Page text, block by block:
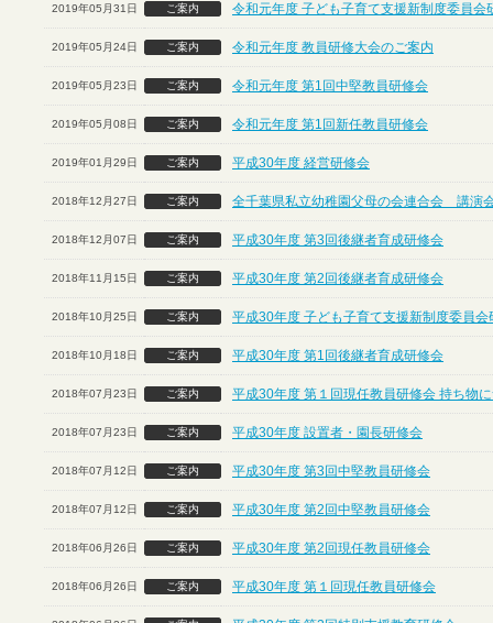
2019年05月31日 ご案内 令和元年度 子ども子育て支援新制度委員会
2019年05月24日 ご案内 令和元年度 教員研修大会のご案内
2019年05月23日 ご案内 令和元年度 第1回中堅教員研修会
2019年05月08日 ご案内 令和元年度 第1回新任教員研修会
2019年01月29日 ご案内 平成30年度 経営研修会
2018年12月27日 ご案内 全千葉県私立幼稚園父母の会連合会 講演
2018年12月07日 ご案内 平成30年度 第3回後継者育成研修会
2018年11月15日 ご案内 平成30年度 第2回後継者育成研修会
2018年10月25日 ご案内 平成30年度 子ども子育て支援新制度委員会
2018年10月18日 ご案内 平成30年度 第1回後継者育成研修会
2018年07月23日 ご案内 平成30年度 第１回現任教員研修会 持ち物
2018年07月23日 ご案内 平成30年度 設置者・園長研修会
2018年07月12日 ご案内 平成30年度 第3回中堅教員研修会
2018年07月12日 ご案内 平成30年度 第2回中堅教員研修会
2018年06月26日 ご案内 平成30年度 第2回現任教員研修会
2018年06月26日 ご案内 平成30年度 第１回現任教員研修会